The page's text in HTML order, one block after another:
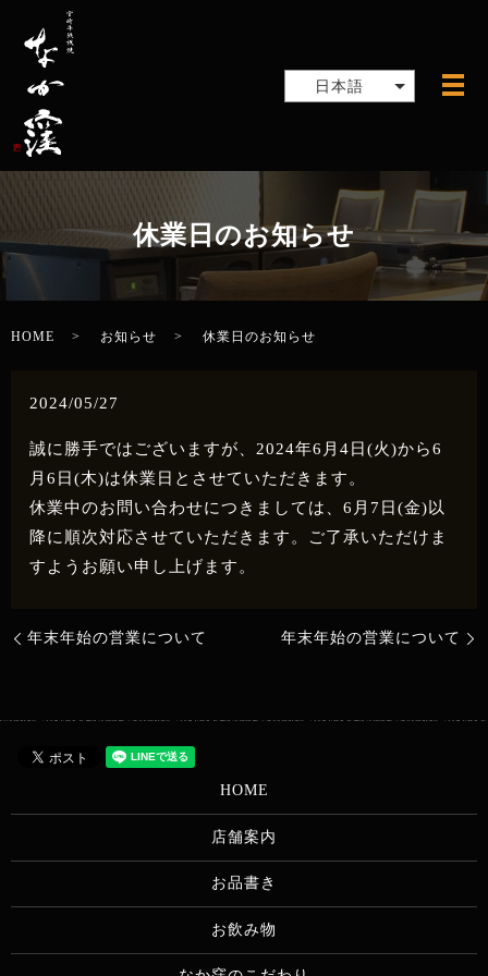
メ
日本語
休業日のお知らせ
HOME お知らせ 休業日のお知らせ
2024/05/27
誠に勝手ではございますが、2024年6月4日(火)から6
月6日(木)は休業日とさせていただきます。
休業中のお問い合わせにつきましては、6月7日(金)以
降に順次対応させていただきます。ご了承いただけま
すようお願い申し上げます。
年末年始の営業について 年末年始の営業について
HOME
店舗案内
お品書き
お飲み物